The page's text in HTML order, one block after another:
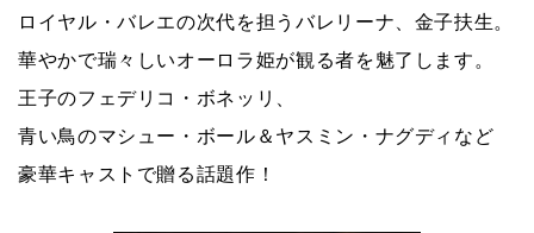
ロイヤル・バレエの次代を担うバレリーナ、金子扶生。
華やかで瑞々しいオーロラ姫が観る者を魅了します。
王子のフェデリコ・ボネッリ、
青い鳥のマシュー・ボール＆ヤスミン・ナグディなど
豪華キャストで贈る話題作！